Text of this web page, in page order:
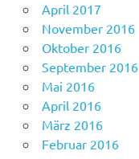
April 2017
November 2016
Oktober 2016
September 2016
Mai 2016
April 2016
März 2016
Februar 2016